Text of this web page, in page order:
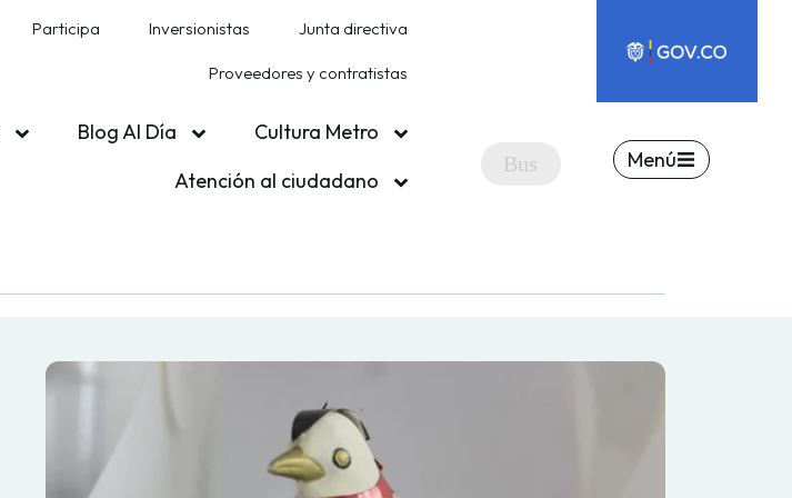
Participa Inversionistas Junta directiva
Proveedores y contratistas
Blog Al Día
Cultura Metro
Atención al ciudadano
Menú